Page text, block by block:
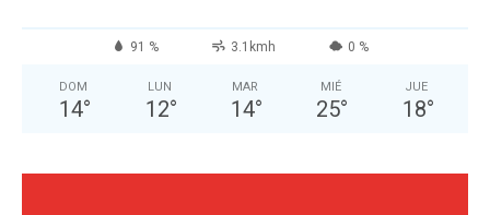
91 % 3.1kmh 0 %
DOM
14°
LUN
12°
MAR
14°
MIÉ
25°
JUE
18°